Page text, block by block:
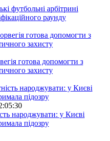
футбольні арбітрині
раунду
готова допомогти з
захисту
народжувати: у Києві
підозру